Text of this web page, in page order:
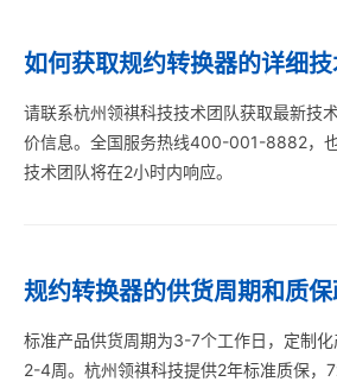
如何获取规约转换器的详细技
请联系杭州领祺科技技术团队获取最新技
价信息。全国服务热线400-001-8882，也
技术团队将在2小时内响应。
规约转换器的供货周期和质保
标准产品供货周期为3-7个工作日，定制
2-4周。杭州领祺科技提供2年标准质保，